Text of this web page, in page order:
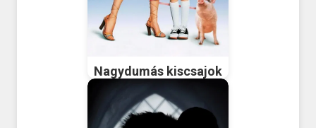
Nagydumás kiscsajok